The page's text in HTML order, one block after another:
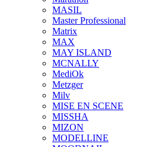
MASIL
Master Professional
Matrix
MAX
MAY ISLAND
MCNALLY
MediOk
Metzger
Milv
MISE EN SCENE
MISSHA
MIZON
MODELLINE